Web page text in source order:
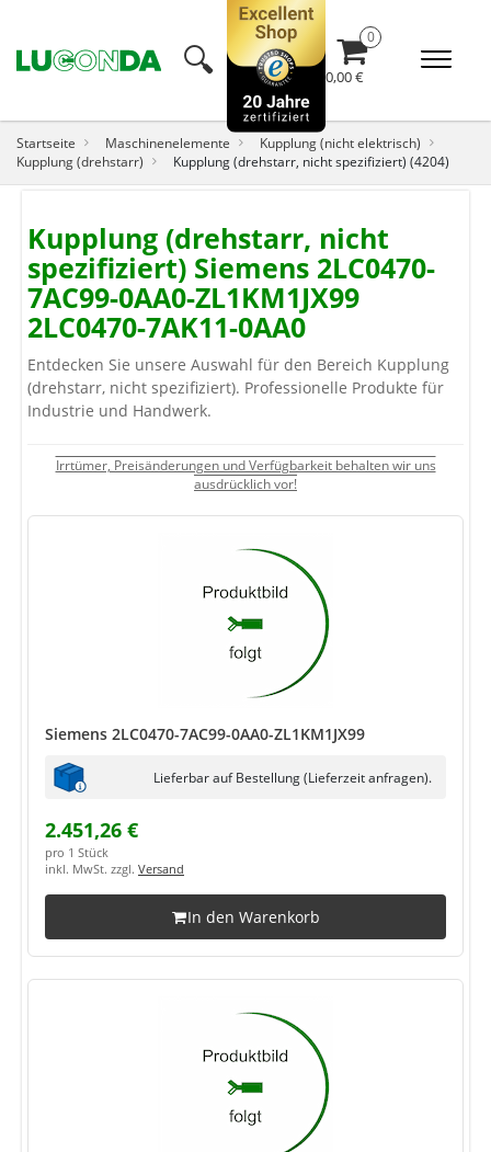
🔍︎ 0,00 €
Startseite Maschinenelemente
Kupplung (nicht elektrisch)
Kupplung (drehstarr)
Kupplung (drehstarr, nicht spezifiziert) (4204)
Kupplung (drehstarr, nicht
spezifiziert) Siemens 2LC0470-
7AC99-0AA0-ZL1KM1JX99
2LC0470-7AK11-0AA0
Entdecken Sie unsere Auswahl für den Bereich Kupplung
(drehstarr, nicht spezifiziert). Professionelle Produkte für
Industrie und Handwerk.
Irrtümer, Preisänderungen und Verfügbarkeit behalten wir uns
ausdrücklich vor!
Siemens 2LC0470-7AC99-0AA0-ZL1KM1JX99
Lieferbar auf Bestellung (Lieferzeit anfragen).
2.451,26 €
pro 1 Stück
inkl. MwSt. zzgl. Versand
In den Warenkorb